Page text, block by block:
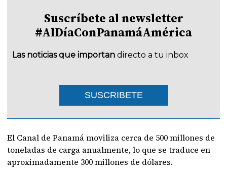
Suscríbete al newsletter
#AlDíaConPanamáAmérica
Las noticias que importan directo a tu inbox
SUSCRIBETE
El Canal de Panamá moviliza cerca de 500 millones de
toneladas de carga anualmente, lo que se traduce en
aproximadamente 300 millones de dólares.